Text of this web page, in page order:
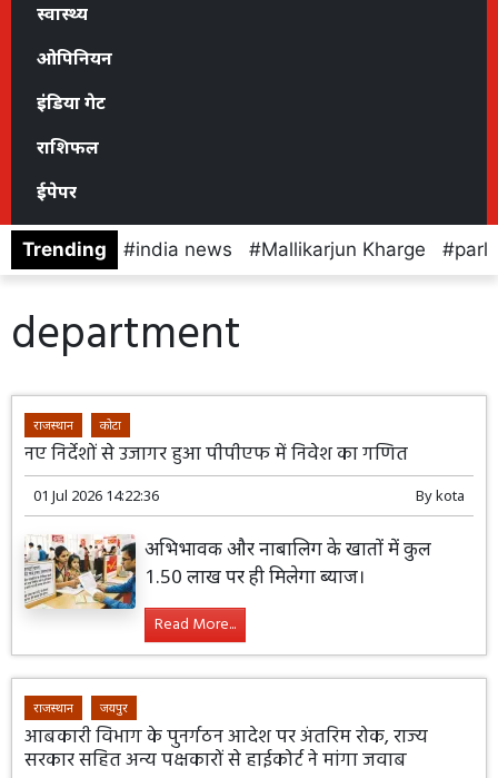
स्वास्थ्य
ओपिनियन
इंडिया गेट
राशिफल
ईपेपर
Trending india news Mallikarjun Kharge
department
राजस्थान कोटा
नए निर्देशों से उजागर हुआ पीपीएफ में निवेश का गणित
01 Jul 2026 14:22:36 Bykota
अभिभावक और नाबालिग के खातों में कुल
1.50 लाख पर ही मिलेगा ब्याज।
Read More...
राजस्थान जयपुर
आबकारी विभाग के पुनर्गठन आदेश पर अंतरिम रोक, राज्य
सरकार सहित अन्य पक्षकारों से हाईकोर्ट ने मांगा जवाब